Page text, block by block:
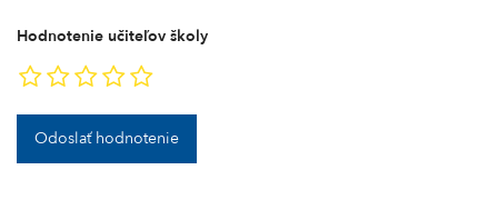
Hodnotenie učiteľov školy
Odoslať hodnotenie